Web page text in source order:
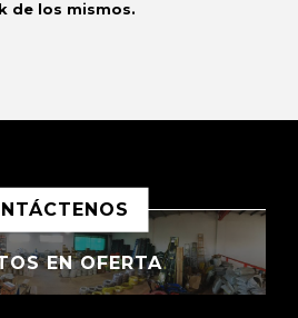
de los mismos.
EN OFERTA